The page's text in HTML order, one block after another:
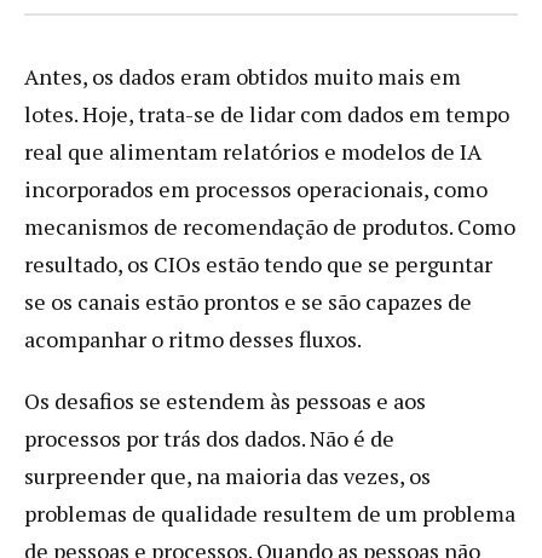
Antes, os dados eram obtidos muito mais em
lotes. Hoje, trata-se de lidar com dados em tempo
real que alimentam relatórios e modelos de IA
incorporados em processos operacionais, como
mecanismos de recomendação de produtos. Como
resultado, os CIOs estão tendo que se perguntar
se os canais estão prontos e se são capazes de
acompanhar o ritmo desses fluxos.
Os desafios se estendem às pessoas e aos
processos por trás dos dados. Não é de
surpreender que, na maioria das vezes, os
problemas de qualidade resultem de um problema
de pessoas e processos. Quando as pessoas não